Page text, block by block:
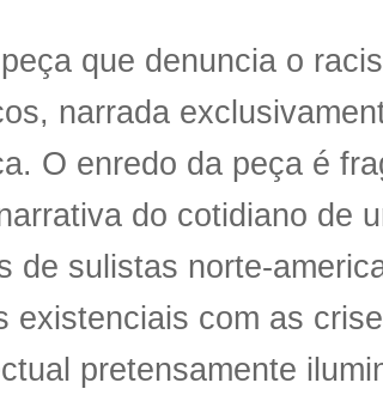
que denuncia o
narrada
O enredo da peça é
do cotidiano de
de sulistas norte-
existenciais com as
pretensamente